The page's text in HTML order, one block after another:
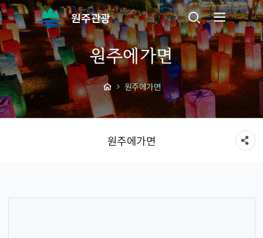
원주관광
원주에가면
원주에가면
원주에가면